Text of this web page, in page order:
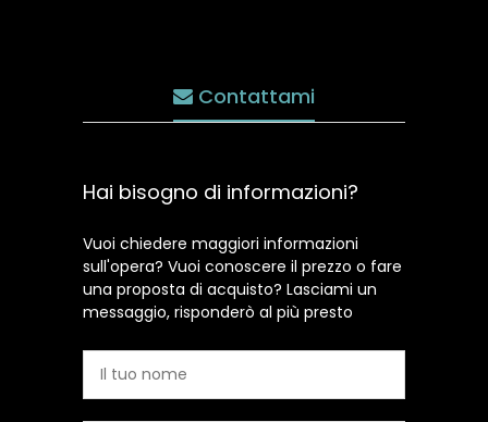
Contattami
Hai bisogno di informazioni?
Vuoi chiedere maggiori informazioni
sull'opera? Vuoi conoscere il prezzo o fare
una proposta di acquisto? Lasciami un
messaggio, risponderò al più presto